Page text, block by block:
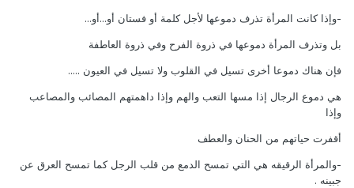
-وإذا كانت المرأة تذرف دموعها لأجل كلمة أو فستان أو...أو...
بل وتذرف المرأة دموعها في ذروة الفرح وفي ذروة العاطفة
فإن هناك دموعا أخرى تسيل في القلوب ولا تسيل في العيون .....
هي دموع الرجال إذا مسها التعب والهم وإذا داهمتهم المصائب والمصاعب
وإذا
أقفرت حياتهم من الحنان والعطف
-والمرأة الرقيقه هي التي تمسح الدمع من قلب الرجل كما تمسح العرق عن
جبينه .